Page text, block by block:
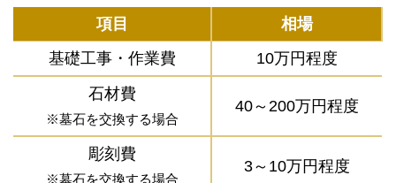
項目
相場
基礎工事・作業費
10万円程度
石材費
※墓石を交換する場合
40～200万円程度
彫刻費
※墓石を交換する場合
3～10万円程度